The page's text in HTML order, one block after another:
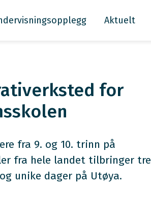
Aktuelt
for
fra 9. og 10. trinn på
fra hele landet tilbringer tre
unike dager på Utøya.